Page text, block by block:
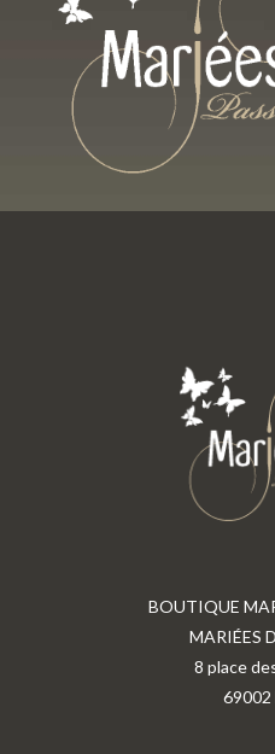
BOUTIQUE
MARIÉES
8 place
69002